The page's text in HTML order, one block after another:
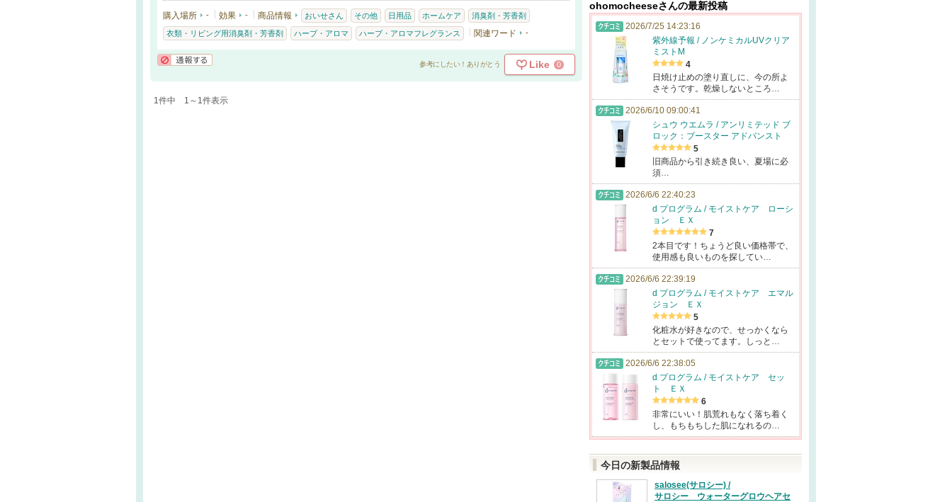
購入場所 - 効果 - 商品情報 おいせさん その他 日用品 ホームケア 消臭剤・芳香剤
衣類・リビング用消臭剤・芳香剤 ハーブ・アロマ ハーブ・アロマフレグランス 関連ワード -
参考にしたい！ありがとう Like 0
1件中 1～1件表示
ohomocheeseさんの最新投稿
2026/7/25 14:23:16
紫外線予報 / ノンケミカルUVクリア
ミストM
4
日焼け止めの塗り直しに、今の所よ
さそうです。乾燥しないところ…
2026/6/10 09:00:41
シュウ ウエムラ / アンリミテッド ブ
ロック：ブースター アドバンスト
5
旧商品から引き続き良い、夏場に必
須…
2026/6/6 22:40:23
d プログラム / モイストケア ローシ
ョン ＥＸ
7
2本目です！ちょうど良い価格帯で、
使用感も良いものを探してい…
2026/6/6 22:39:19
d プログラム / モイストケア エマル
ジョン ＥＸ
5
化粧水が好きなので、せっかくなら
とセットで使ってます。しっと…
2026/6/6 22:38:05
d プログラム / モイストケア セッ
ト ＥＸ
6
非常にいい！肌荒れもなく落ち着く
し、もちもちした肌になれるの…
今日の新製品情報
salosee(サロシー) /
サロシー ウォーターグロウヘアセ